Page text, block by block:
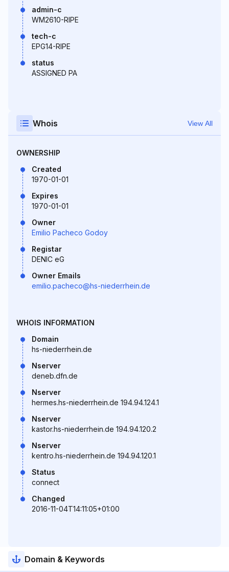
admin-c
WM2610-RIPE
tech-c
EPG14-RIPE
status
ASSIGNED PA
Whois View All
OWNERSHIP
Created
1970-01-01
Expires
1970-01-01
Owner
Emilio Pacheco Godoy
Registar
DENIC eG
Owner Emails
emilio.pacheco@hs-niederrhein.de
WHOIS INFORMATION
Domain
hs-niederrhein.de
Nserver
deneb.dfn.de
Nserver
hermes.hs-niederrhein.de 194.94.124.1
Nserver
kastor.hs-niederrhein.de 194.94.120.2
Nserver
kentro.hs-niederrhein.de 194.94.120.1
Status
connect
Changed
2016-11-04T14:11:05+01:00
Domain & Keywords